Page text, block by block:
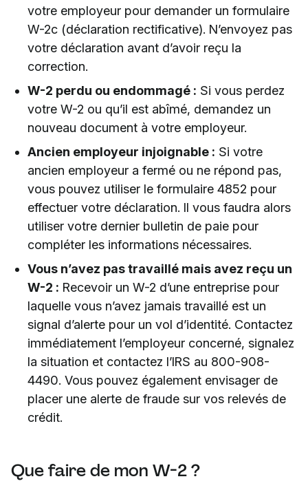
votre employeur pour demander un formulaire
W-2c (déclaration rectificative). N’envoyez pas
votre déclaration avant d’avoir reçu la
correction.
W-2 perdu ou endommagé : Si vous perdez
votre W-2 ou qu’il est abîmé, demandez un
nouveau document à votre employeur.
Ancien employeur injoignable : Si votre
ancien employeur a fermé ou ne répond pas,
vous pouvez utiliser le formulaire 4852 pour
effectuer votre déclaration. Il vous faudra alors
utiliser votre dernier bulletin de paie pour
compléter les informations nécessaires.
Vous n’avez pas travaillé mais avez reçu un
W-2 : Recevoir un W-2 d’une entreprise pour
laquelle vous n’avez jamais travaillé est un
signal d’alerte pour un vol d’identité. Contactez
immédiatement l’employeur concerné, signalez
la situation et contactez l’IRS au 800-908-
4490. Vous pouvez également envisager de
placer une alerte de fraude sur vos relevés de
crédit.
Que faire de mon W-2 ?